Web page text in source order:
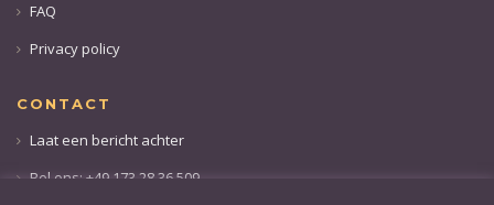
FAQ
Privacy policy
CONTACT
Laat een bericht achter
Bel ons: +49 173 28 36 509